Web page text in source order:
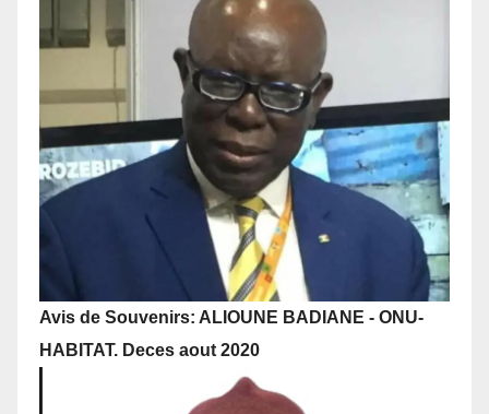
Avis de Souvenirs: ALIOUNE BADIANE - ONU-
HABITAT. Deces aout 2020